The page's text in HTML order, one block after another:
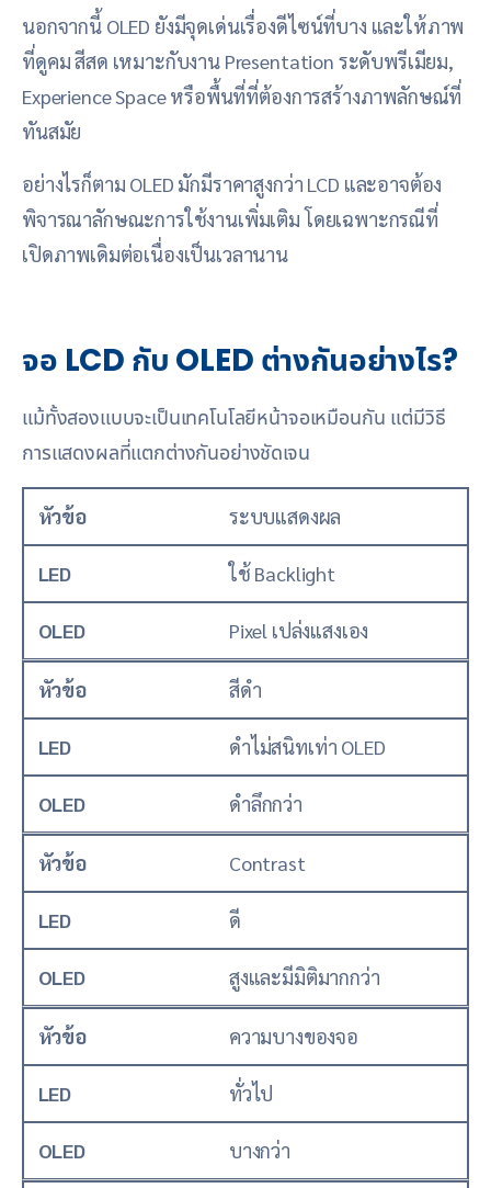
นอกจากนี้ OLED ยังมีจุดเด่นเรื่องดีไซน์ที่บาง และให้ภาพ
ที่ดูคม สีสด เหมาะกับงาน Presentation ระดับพรีเมียม,
Experience Space หรือพื้นที่ที่ต้องการสร้างภาพลักษณ์ที่
ทันสมัย
อย่างไรก็ตาม OLED มักมีราคาสูงกว่า LCD และอาจต้อง
พิจารณาลักษณะการใช้งานเพิ่มเติม โดยเฉพาะกรณีที่
เปิดภาพเดิมต่อเนื่องเป็นเวลานาน
จอ LCD กับ OLED ต่างกันอย่างไร?
แม้ทั้งสองแบบจะเป็นเทคโนโลยีหน้าจอเหมือนกัน แต่มีวิธี
การแสดงผลที่แตกต่างกันอย่างชัดเจน
หัวข้อ ระบบแสดงผล
LED ใช้ Backlight
OLED Pixel เปล่งแสงเอง
หัวข้อ สีดำ
LED ดำไม่สนิทเท่า OLED
OLED ดำลึกกว่า
หัวข้อ Contrast
LED ดี
OLED สูงและมีมิติมากกว่า
หัวข้อ ความบางของจอ
LED ทั่วไป
OLED บางกว่า